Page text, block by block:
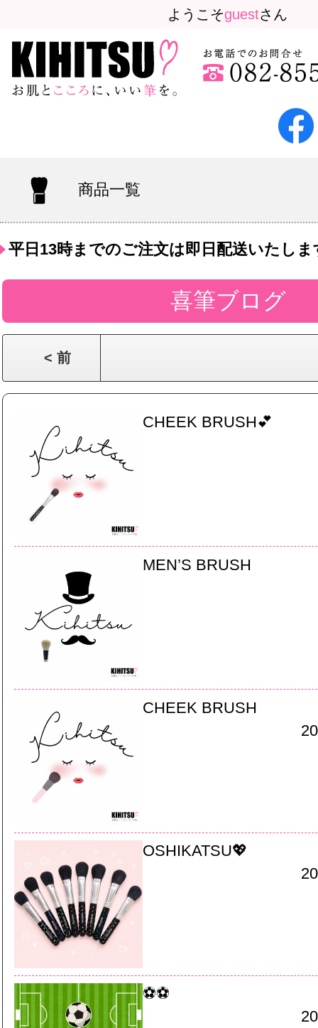
ようこそguestさん
商品一覧
平日13時までのご注文は即日配送いたしま
喜筆ブログ
< 前
CHEEK BRUSH💕
MEN’S BRUSH
CHEEK BRUSH
OSHIKATSU💖
⚽⚽